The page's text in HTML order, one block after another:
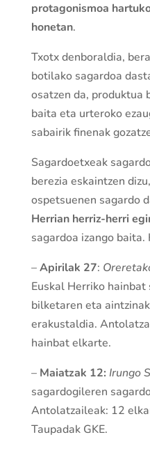
protagonismoa
honetan.
Txotx denboraldia,
botilako sagardoa
osatzen da, produktua
baita eta urteroko
sabairik finenak
Sagardoetxeak
berezia eskaintzen
ospetsuenen sagardo
Herrian herriz-herri
sagardoa izango baita.
–Apirilak 27:
Euskal Herriko
bilketaren eta
erakustaldia.
hainbat elkarte.
– Maiatzak 12: Irungo
sagardogileren
Antolatzaileak: 12
Taupadak GKE.